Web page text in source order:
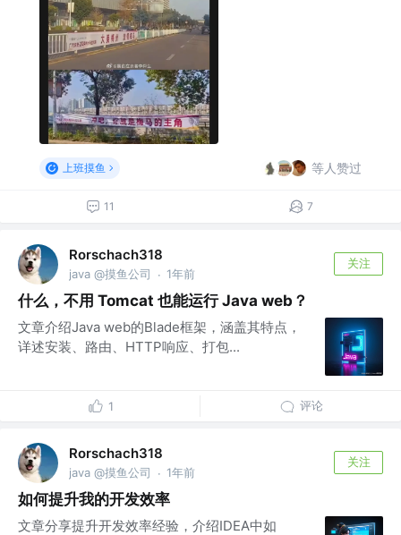
上班摸鱼 等人赞过
11 7
Rorschach318
java @摸鱼公司 · 1年前
关注
什么，不用 Tomcat 也能运行 Java web？
文章介绍Java web的Blade框架，涵盖其特点，
详述安装、路由、HTTP响应、打包...
1 评论
Rorschach318
java @摸鱼公司 · 1年前
关注
如何提升我的开发效率
文章分享提升开发效率经验，介绍IDEA中如